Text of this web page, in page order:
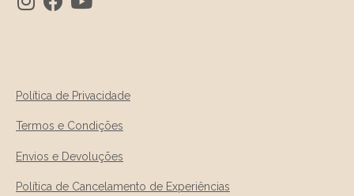
Política de Privacidade
Termos e Condições
Envios e Devoluções
Política de Cancelamento de Experiências